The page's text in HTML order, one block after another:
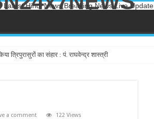
Latest Hindi News,Breaking News,Live Update
त्रिपुरासुरों का संहार : पं. राघवेन्द्र शास्त्री
a comment 122 Views